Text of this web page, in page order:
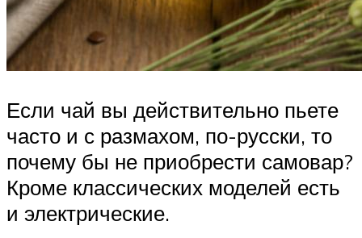
Если чай вы действительно пьете
часто и с размахом, по-русски, то
почему бы не приобрести самовар?
Кроме классических моделей есть
и электрические.